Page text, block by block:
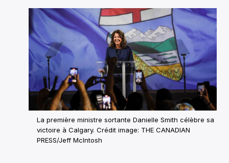
La première ministre sortante Danielle Smith célèbre sa
victoire à Calgary. Crédit image: THE CANADIAN
PRESS/Jeff McIntosh